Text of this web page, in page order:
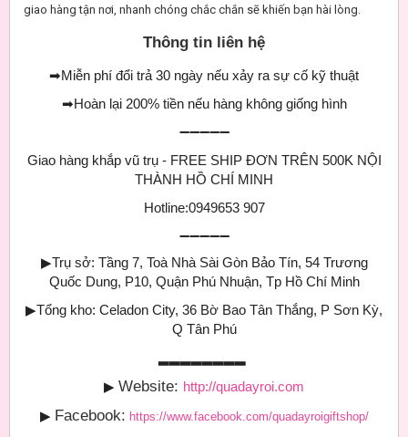
giao hàng tận nơi, nhanh chóng chắc chắn sẽ khiến bạn hài lòng.
Thông tin liên hệ
➡Miễn phí đổi trả 30 ngày nếu xảy ra sự cố kỹ thuật
➡Hoàn lại 200% tiền nếu hàng không giống hình
➖➖➖➖➖
Giao hàng khắp vũ trụ - FREE SHIP ĐƠN TRÊN 500K NỘI
THÀNH HỒ CHÍ MINH
Hotline:0949653 907
➖➖➖➖➖
▶Trụ sở: Tầng 7, Toà Nhà Sài Gòn Bảo Tín, 54 Trương
Quốc Dung, P10, Quận Phú Nhuận, Tp Hồ Chí Minh
▶Tổng kho: Celadon City, 36 Bờ Bao Tân Thắng, P Sơn Kỳ,
Q Tân Phú
▶ Website: http://quadayroi.com
▶ Facebook: https://www.facebook.com/quadayroigiftshop/